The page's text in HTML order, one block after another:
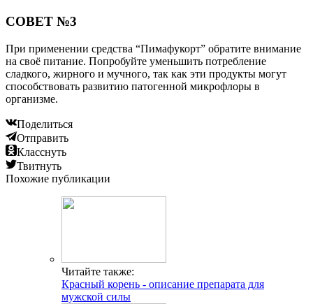
СОВЕТ №3
При применении средства “Пимафукорт” обратите внимание
на своё питание. Попробуйте уменьшить потребление
сладкого, жирного и мучного, так как эти продукты могут
способствовать развитию патогенной микрофлоры в
организме.
Поделиться
Отправить
Класснуть
Твитнуть
Похожие публикации
Читайте также:
Красный корень - описание препарата для
мужской силы